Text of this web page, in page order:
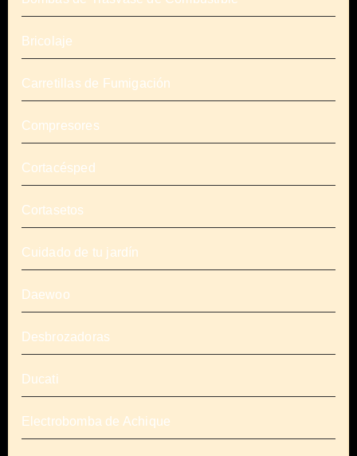
Bricolaje
Carretillas de Fumigación
Compresores
Cortacésped
Cortasetos
Cuidado de tu jardín
Daewoo
Desbrozadoras
Ducati
Electrobomba de Achique